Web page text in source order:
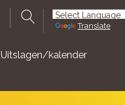
Powered by
Translate
Uitslagen/kalender